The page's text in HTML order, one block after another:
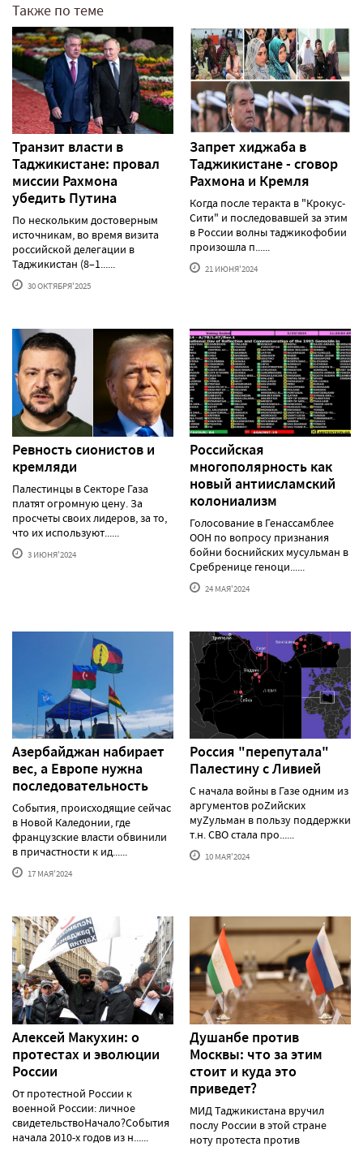
Также по теме
Транзит власти в
Таджикистане: провал
миссии Рахмона
убедить Путина
По нескольким достоверным
источникам, во время визита
российской делегации в
Таджикистан (8–1......
30 ОКТЯБРЯ'2025
Запрет хиджаба в
Таджикистане - сговор
Рахмона и Кремля
Когда после теракта в "Крокус-
Сити" и последовавшей за этим
в России волны таджикофобии
произошла п......
21 ИЮНЯ'2024
Ревность сионистов и
кремляди
Палестинцы в Секторе Газа
платят огромную цену. За
просчеты своих лидеров, за то,
что их используют......
3 ИЮНЯ'2024
Российская
многополярность как
новый антиисламский
колониализм
Голосование в Генассамблее
ООН по вопросу признания
бойни боснийских мусульман в
Сребренице геноци......
24 МАЯ'2024
Азербайджан набирает
вес, а Европе нужна
последовательность
События, происходящие сейчас
в Новой Каледонии, где
французские власти обвинили
в причастности к ид......
17 МАЯ'2024
Россия "перепутала"
Палестину с Ливией
С начала войны в Газе одним из
аргументов роZийских
муZульман в пользу поддержки
т.н. СВО стала про......
10 МАЯ'2024
Алексей Макуxин: о
протестаx и эволюции
России
От протестной России к
военной России: личное
свидетельствоНачало?События
начала 2010-х годов из н......
Душанбе против
Москвы: что за этим
стоит и куда это
приведет?
МИД Таджикистана вручил
послу России в этой стране
ноту протеста против